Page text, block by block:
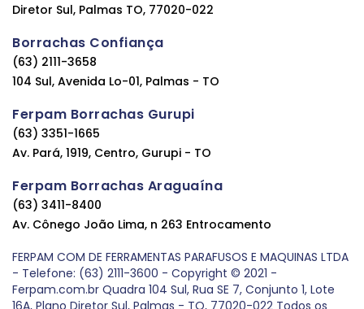
Diretor Sul, Palmas TO, 77020-022
Borrachas Confiança
(63) 2111-3658
104 Sul, Avenida Lo-01, Palmas - TO
Ferpam Borrachas Gurupi
(63) 3351-1665
Av. Pará, 1919, Centro, Gurupi - TO
Ferpam Borrachas Araguaína
(63) 3411-8400
Av. Cônego João Lima, n 263 Entrocamento
FERPAM COM DE FERRAMENTAS PARAFUSOS E MAQUINAS LTDA
- Telefone: (63) 2111-3600 - Copyright © 2021 -
Ferpam.com.br Quadra 104 Sul, Rua SE 7, Conjunto 1, Lote